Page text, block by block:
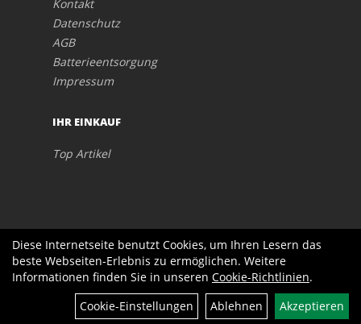
Kontakt
Datenschutz
AGB
Batterieentsorgung
Impressum
IHR EINKAUF
Top Artikel
Diese Internetseite benutzt Cookies, um Ihren Lesern das
beste Webseiten-Erlebnis zu ermöglichen. Weitere
Informationen finden Sie in unseren Cookie-Richtlinien.
Cookie-Einstellungen
Ablehnen Akzeptieren